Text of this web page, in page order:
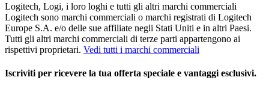
Logitech, Logi, i loro loghi e tutti gli altri marchi commerciali
Logitech sono marchi commerciali o marchi registrati di Logitech
Europe S.A. e/o delle sue affiliate negli Stati Uniti e in altri Paesi.
Tutti gli altri marchi commerciali di terze parti appartengono ai
rispettivi proprietari. Vedi tutti i marchi commerciali
Iscriviti per ricevere la tua offerta speciale e vantaggi esclusivi.